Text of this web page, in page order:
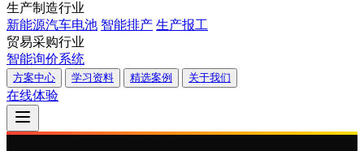
生产制造行业
新能源汽车电池 智能排产 生产报工
贸易采购行业
智能询价系统
方案中心 学习资料 精选案例 关于我们
在线体验